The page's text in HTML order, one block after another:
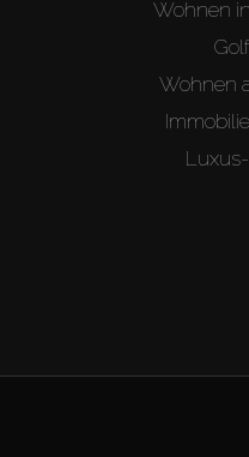
Wohnen
Wohnen